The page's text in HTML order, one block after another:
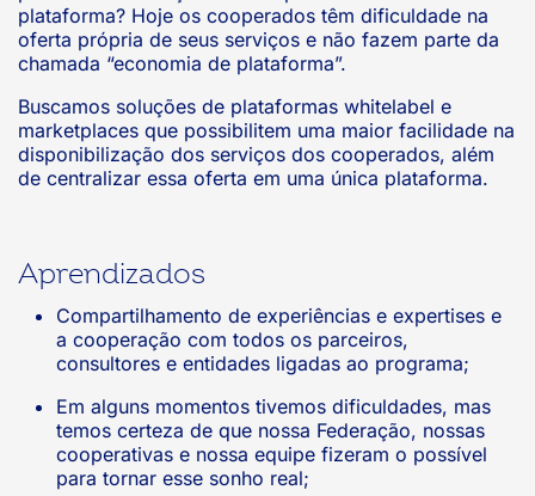
plataforma? Hoje os cooperados têm dificuldade na
oferta própria de seus serviços e não fazem parte da
chamada “economia de plataforma”.
Buscamos soluções de plataformas whitelabel e
marketplaces que possibilitem uma maior facilidade na
disponibilização dos serviços dos cooperados, além
de centralizar essa oferta em uma única plataforma.
Aprendizados
Compartilhamento de experiências e expertises e
a cooperação com todos os parceiros,
consultores e entidades ligadas ao programa;
Em alguns momentos tivemos dificuldades, mas
temos certeza de que nossa Federação, nossas
cooperativas e nossa equipe fizeram o possível
para tornar esse sonho real;